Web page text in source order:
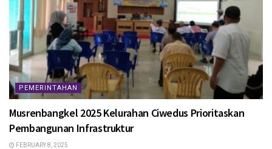
PEMERINTAHAN
Musrenbangkel 2025 Kelurahan Ciwedus Prioritaskan
Pembangunan Infrastruktur
FEBRUARY 8, 2025